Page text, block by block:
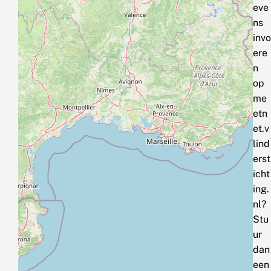
eve
ns
invo
ere
n
op
me
etn
et.v
lind
erst
icht
ing.
nl?
Stu
ur
dan
een